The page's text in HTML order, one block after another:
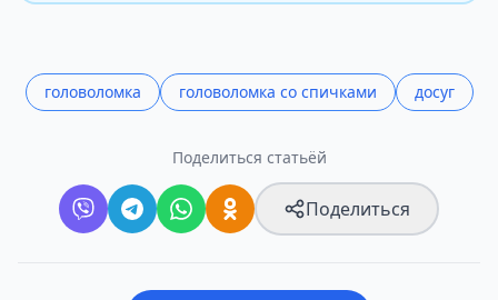
головоломка головоломка со спичками досуг
Поделиться статьёй
Поделиться